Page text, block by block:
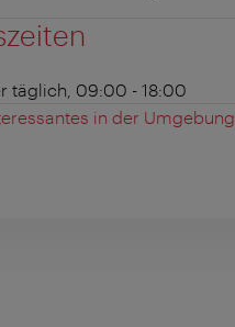
täglich, 09:00 - 18:00
in der Umgebung